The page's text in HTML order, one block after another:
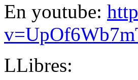
En youtube:
LLibres: